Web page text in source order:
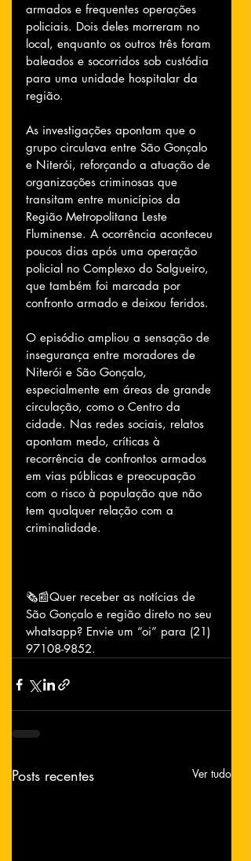
armados e frequentes operações
policiais. Dois deles morreram no
local, enquanto os outros três foram
baleados e socorridos sob custódia
para uma unidade hospitalar da
região.
As investigações apontam que o
grupo circulava entre São Gonçalo
e Niterói, reforçando a atuação de
organizações criminosas que
transitam entre municípios da
Região Metropolitana Leste
Fluminense. A ocorrência aconteceu
poucos dias após uma operação
policial no Complexo do Salgueiro,
que também foi marcada por
confronto armado e deixou feridos.
O episódio ampliou a sensação de
insegurança entre moradores de
Niterói e São Gonçalo,
especialmente em áreas de grande
circulação, como o Centro da
cidade. Nas redes sociais, relatos
apontam medo, críticas à
recorrência de confrontos armados
em vias públicas e preocupação
com o risco à população que não
tem qualquer relação com a
criminalidade.
🗞📰Quer receber as notícias de
São Gonçalo e região direto no seu
whatsapp? Envie um “oi” para (21)
97108-9852.
Posts recentes Ver tudo